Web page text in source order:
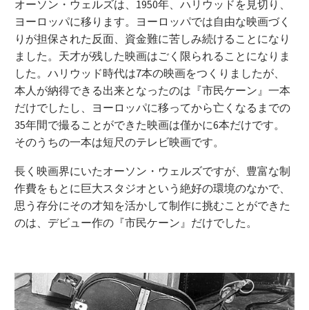
オーソン・ウェルズは、1950年、ハリウッドを見切り、
ヨーロッパに移ります。ヨーロッパでは自由な映画づく
りが担保された反面、資金難に苦しみ続けることになり
ました。天才が残した映画はごく限られることになりま
した。ハリウッド時代は7本の映画をつくりましたが、
本人が納得できる出来となったのは『市民ケーン』一本
だけでしたし、ヨーロッパに移ってから亡くなるまでの
35年間で撮ることができた映画は僅かに6本だけです。
そのうちの一本は短尺のテレビ映画です。
長く映画界にいたオーソン・ウェルズですが、豊富な制
作費をもとに巨大スタジオという絶好の環境のなかで、
思う存分にその才知を活かして制作に挑むことができた
のは、デビュー作の『市民ケーン』だけでした。